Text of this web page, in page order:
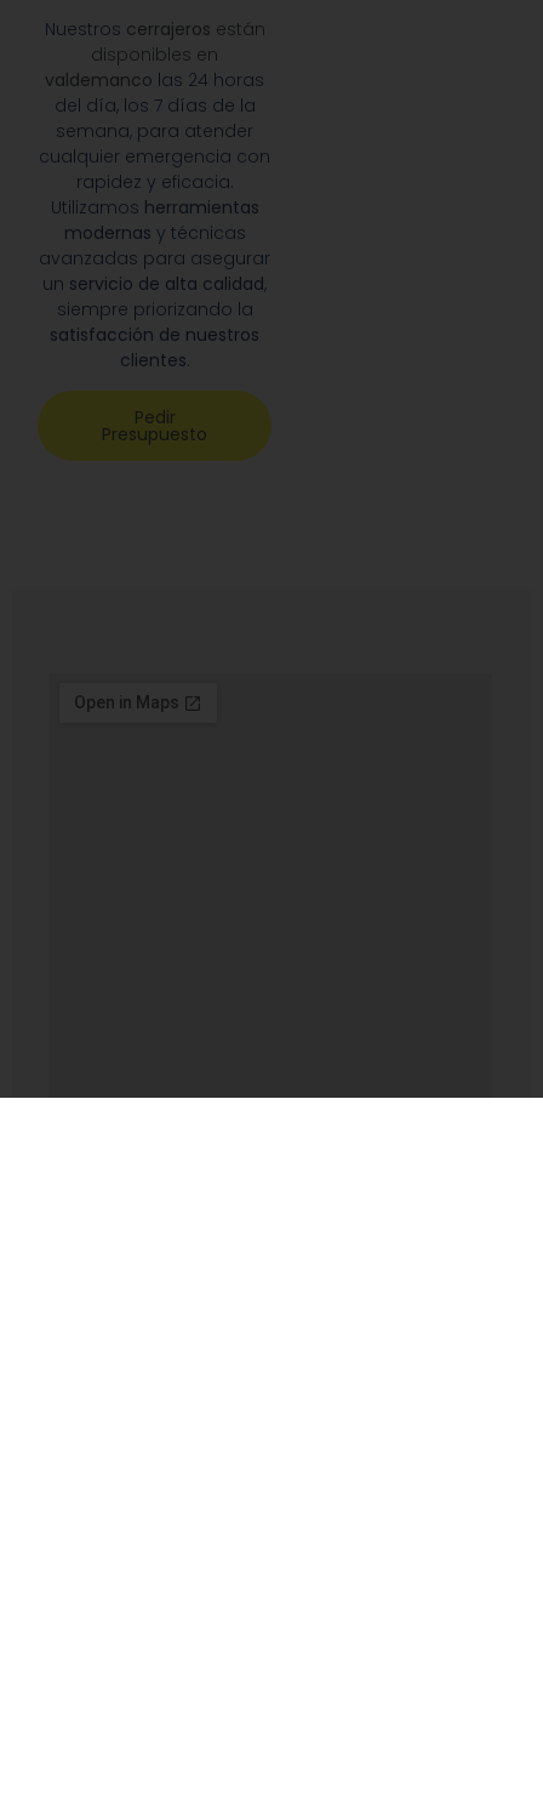
Nuestros cerrajeros están
disponibles en
valdemanco las 24 horas
del día, los 7 días de la
semana, para atender
cualquier emergencia con
rapidez y eficacia.
Utilizamos herramientas
modernas y técnicas
avanzadas para asegurar
un servicio de alta calidad,
siempre priorizando la
satisfacción de nuestros
clientes.
Pedir
Presupuesto